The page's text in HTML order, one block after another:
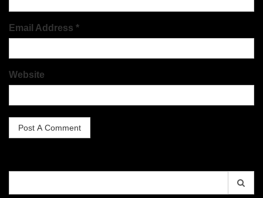
Email Address *
Website
for: